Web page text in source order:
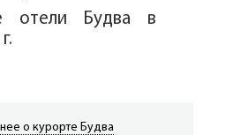
отели Будва в
о курорте Будва